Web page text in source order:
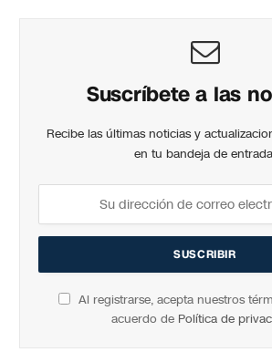
Suscríbete a las
Recibe las últimas noticias y
en tu bandeja de
Al registrarse, acepta nuestros
acuerdo de Política de